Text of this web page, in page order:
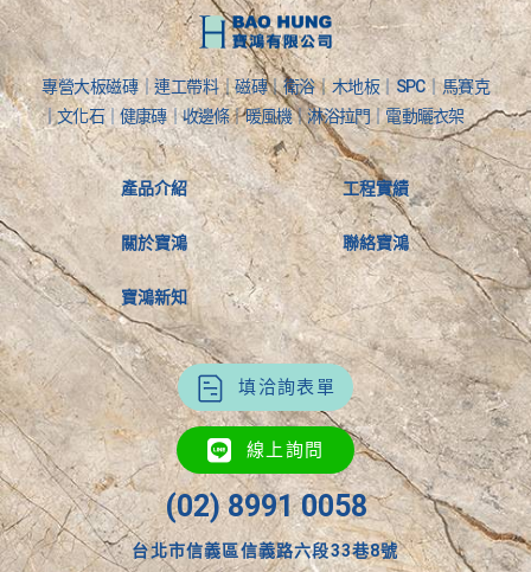
專營大板磁磚｜連工帶料｜磁磚｜衛浴｜木地板｜SPC｜馬賽克
｜文化石｜健康磚｜收邊條｜暖風機｜淋浴拉門｜電動曬衣架
產品介紹
關於寶鴻
寶鴻新知
工程實績
聯絡寶鴻
填洽詢表單
線上詢問
(02) 8991 0058
台北市信義區信義路六段33巷8號